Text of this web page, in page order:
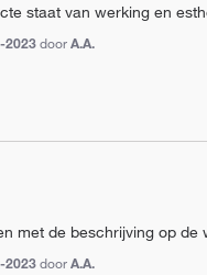
staat van werking en
2023 doorA.A.
met de beschrijving op de
2023 doorA.A.